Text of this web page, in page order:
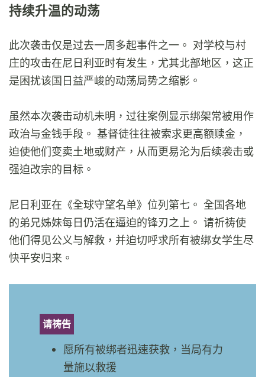
持续升温的动荡
此次袭击仅是过去一周多起事件之一。 对学校与村
庄的攻击在尼日利亚时有发生，尤其北部地区，这正
是困扰该国日益严峻的动荡局势之缩影。
虽然本次袭击动机未明，过往案例显示绑架常被用作
政治与金钱手段。 基督徒往往被索求更高额赎金，
迫使他们变卖土地或财产，从而更易沦为后续袭击或
强迫改宗的目标。
尼日利亚在《全球守望名单》位列第七。 全国各地
的弟兄姊妹每日仍活在逼迫的锋刃之上。 请祈祷使
他们得见公义与解救，并迫切呼求所有被绑女学生尽
快平安归来。
请祷告
愿所有被绑者迅速获救，当局有力
量施以救援